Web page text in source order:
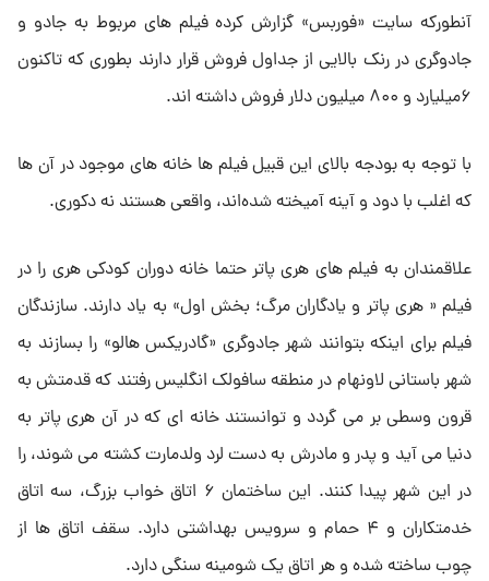
آنطورکه سایت «فوربس» گزارش کرده فیلم های مربوط به جادو و
جادوگری در رنک بالایی از جداول فروش قرار دارند بطوری که تاکنون
۶میلیارد و ۸۰۰ میلیون دلار فروش داشته اند.
با توجه به بودجه بالای این قبیل فیلم ها خانه های موجود در آن ها
که اغلب با دود و آینه آمیخته شده‌اند، واقعی هستند نه دکوری.
علاقمندان به فیلم های هری پاتر حتما خانه دوران کودکی هری را در
فیلم « هری پاتر و یادگاران مرگ؛ بخش اول» به یاد دارند. سازندگان
فیلم برای اینکه بتوانند شهر جادوگری «گادریکس هالو» را بسازند به
شهر باستانی لاونهام در منطقه سافولک انگلیس رفتند که قدمتش به
قرون وسطی بر می گردد و توانستند خانه ای که در آن هری پاتر به
دنیا می آید و پدر و مادرش به دست لرد ولدمارت کشته می شوند، را
در این شهر پیدا کنند. این ساختمان ۶ اتاق خواب بزرگ، سه اتاق
خدمتکاران و ۴ حمام و سرویس بهداشتی دارد. سقف اتاق ها از
چوب ساخته شده و هر اتاق یک شومینه سنگی دارد.